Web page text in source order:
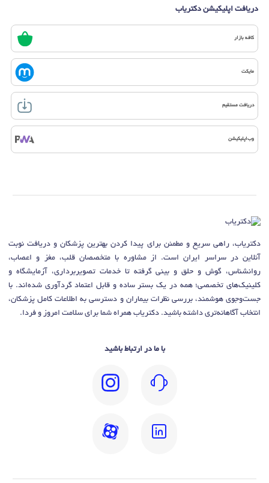
دریافت اپلیکیشن دکتریاب
کافه بازار
مایکت
دریافت مستقیم
وب‌اپلیکیشن
دکتریاب، راهی سریع و مطمئن برای پیدا کردن بهترین پزشکان و دریافت نوبت
آنلاین در سراسر ایران است. از مشاوره با متخصصان قلب، مغز و اعصاب،
روانشناس، گوش و حلق و بینی گرفته تا خدمات تصویربرداری، آزمایشگاه و
کلینیک‌های تخصصی؛ همه در یک بستر ساده و قابل اعتماد گردآوری شده‌اند. با
جست‌وجوی هوشمند، بررسی نظرات بیماران و دسترسی به اطلاعات کامل پزشکان،
انتخاب آگاهانه‌تری داشته باشید. دکتریاب همراه شما برای سلامت امروز و فردا.
با ما در ارتباط باشید